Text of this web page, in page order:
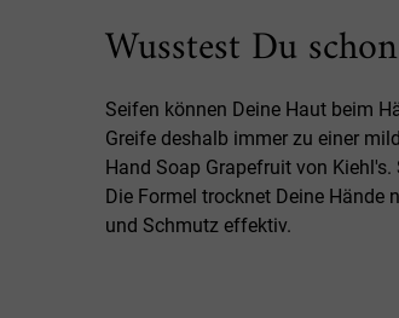
Wusstest Du
Seifen können Deine Haut beim
Greife deshalb immer zu einer
Hand Soap Grapefruit von
Die Formel trocknet Deine Hände
und Schmutz effektiv.